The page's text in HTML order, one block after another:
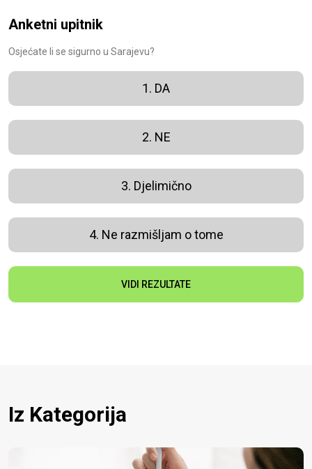
Anketni upitnik
Osjećate li se sigurno u Sarajevu?
1. DA
2. NE
3. Djelimično
4. Ne razmišljam o tome
VIDI REZULTATE
Iz Kategorija